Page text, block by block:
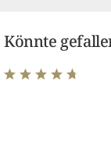
Könnte